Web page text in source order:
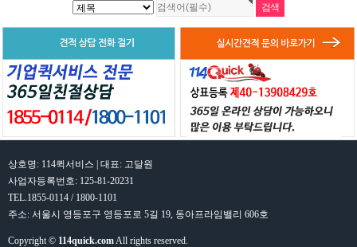
상호명: 114퀵서비스 | 대표: 고달원
사업자등록번호: 125-81-20231
TEL.1855-0114 / 1800-1101
주소: 서울시 영등포구 영등포로 5길 19, 동아프라임밸리 606호
Copyright © 114quick.comAll rights reserved.